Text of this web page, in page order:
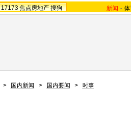
17173 焦点房地产 搜狗 新闻 -
> 国内新闻 > 国内要闻 > 时事